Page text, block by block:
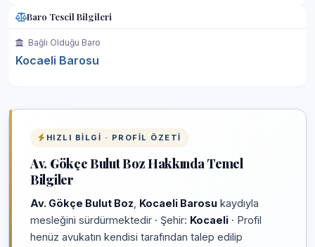
Baro Tescil Bilgileri
Bağlı Olduğu Baro
Kocaeli Barosu
HIZLI BILGI · PROFIL ÖZETI
Av. Gökçe Bulut Boz Hakkında Temel
Bilgiler
Av. Gökçe Bulut Boz Kocaeli Barosu kaydıyla
mesleğini sürdürmektedir · Şehir: Kocaeli · Profil
henüz avukatın kendisi tarafından talep edilip